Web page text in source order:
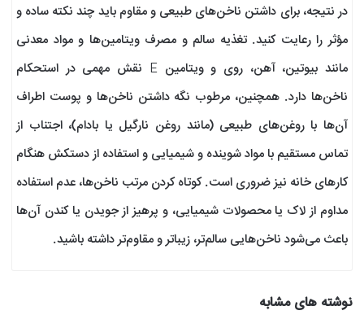
در نتیجه، برای داشتن ناخن‌های طبیعی و مقاوم باید چند نکته ساده و
مؤثر را رعایت کنید. تغذیه سالم و مصرف ویتامین‌ها و مواد معدنی
مانند بیوتین، آهن، روی و ویتامین E نقش مهمی در استحکام
ناخن‌ها دارد. همچنین، مرطوب نگه داشتن ناخن‌ها و پوست اطراف
آن‌ها با روغن‌های طبیعی (مانند روغن نارگیل یا بادام)، اجتناب از
تماس مستقیم با مواد شوینده و شیمیایی و استفاده از دستکش هنگام
کارهای خانه نیز ضروری است. کوتاه کردن مرتب ناخن‌ها، عدم استفاده
مداوم از لاک یا محصولات شیمیایی، و پرهیز از جویدن یا کندن آن‌ها
باعث می‌شود ناخن‌هایی سالم‌تر، زیباتر و مقاوم‌تر داشته باشید.
نوشته های مشابه